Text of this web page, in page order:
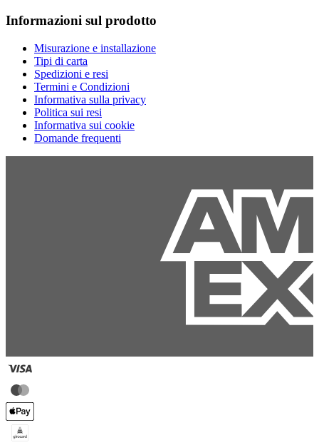
Informazioni sul prodotto
Misurazione e installazione
Tipi di carta
Spedizioni e resi
Termini e Condizioni
Informativa sulla privacy
Politica sui resi
Informativa sui cookie
Domande frequenti